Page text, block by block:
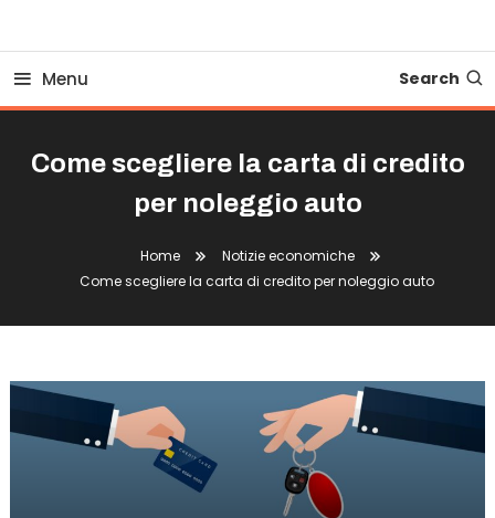
Menu Search
Come scegliere la carta di credito
per noleggio auto
Home
Notizie economiche
Come scegliere la carta di credito per noleggio auto